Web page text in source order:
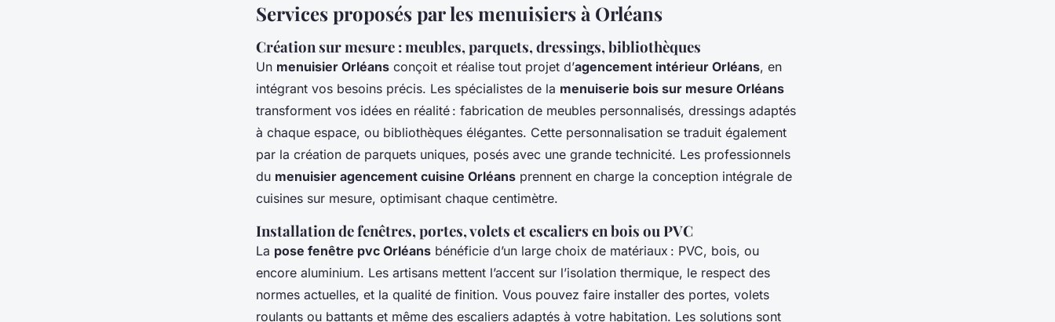
Services proposés par les menuisiers à Orléans
Création sur mesure : meubles, parquets, dressings, bibliothèques
Un menuisier Orléans conçoit et réalise tout projet d’agencement intérieur Orléans, en
intégrant vos besoins précis. Les spécialistes de la menuiserie bois sur mesure Orléans
transforment vos idées en réalité : fabrication de meubles personnalisés, dressings adaptés
à chaque espace, ou bibliothèques élégantes. Cette personnalisation se traduit également
par la création de parquets uniques, posés avec une grande technicité. Les professionnels
du menuisier agencement cuisine Orléans prennent en charge la conception intégrale de
cuisines sur mesure, optimisant chaque centimètre.
Installation de fenêtres, portes, volets et escaliers en bois ou PVC
La pose fenêtre pvc Orléans bénéficie d’un large choix de matériaux : PVC, bois, ou
encore aluminium. Les artisans mettent l’accent sur l’isolation thermique, le respect des
normes actuelles, et la qualité de finition. Vous pouvez faire installer des portes, volets
roulants ou battants et même des escaliers adaptés à votre habitation. Les solutions sont